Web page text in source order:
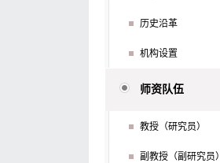
历史沿革
机构设置
师资队伍
教授（研究员）
副教授（副研究员）